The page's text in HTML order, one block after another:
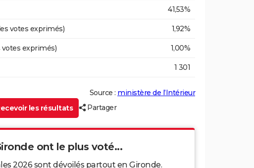
41,53%
votes exprimés) 1,92%
votes exprimés) 1,00%
1 301
Source : ministère de l’Intérieur
les résultats
Partager
ont le plus voté...
2026 sont dévoilés partout en Gironde.